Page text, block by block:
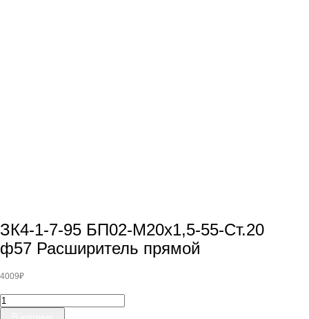
ЗК4-1-7-95 БП02-М20х1,5-55-Ст.20
ф57 Расширитель прямой
4009₽
Количество
товара